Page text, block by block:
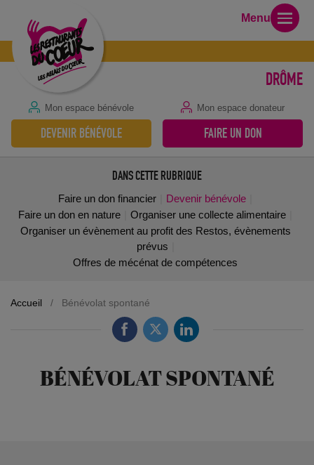
DRÔME
Mon espace bénévole Mon espace donateur
DEVENIR BÉNÉVOLE FAIRE UN DON
Menu
DANS CETTE RUBRIQUE
Faire un don financier
Devenir bénévole
Faire un don en nature
Organiser une collecte alimentaire
Organiser un évènement au profit des Restos, évènements
prévus
Offres de mécénat de compétences
Accueil / Bénévolat spontané
BÉNÉVOLAT SPONTANÉ